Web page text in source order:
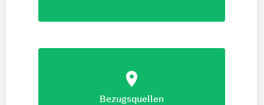
location_on
Bezugsquellen